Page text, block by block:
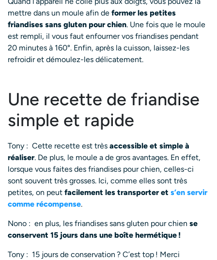
mettre dans un moule afin de former les petites
friandises sans gluten pour chien. Une fois que le moule
est rempli, il vous faut enfourner vos friandises pendant
20 minutes à 160°. Enfin, après la cuisson, laissez-les
refroidir et démoulez-les délicatement.
Une recette de friandise
simple et rapide
Tony : Cette recette est très accessible et simple à
réaliser. De plus, le moule a de gros avantages. En effet,
lorsque vous faites des friandises pour chien, celles-ci
sont souvent très grosses. Ici, comme elles sont très
petites, on peut facilement les transporter et s’en servir
comme récompense.
Nono : en plus, les friandises sans gluten pour chien se
conservent 15 jours dans une boîte hermétique !
Tony : 15 jours de conservation ? C’est top ! Merci